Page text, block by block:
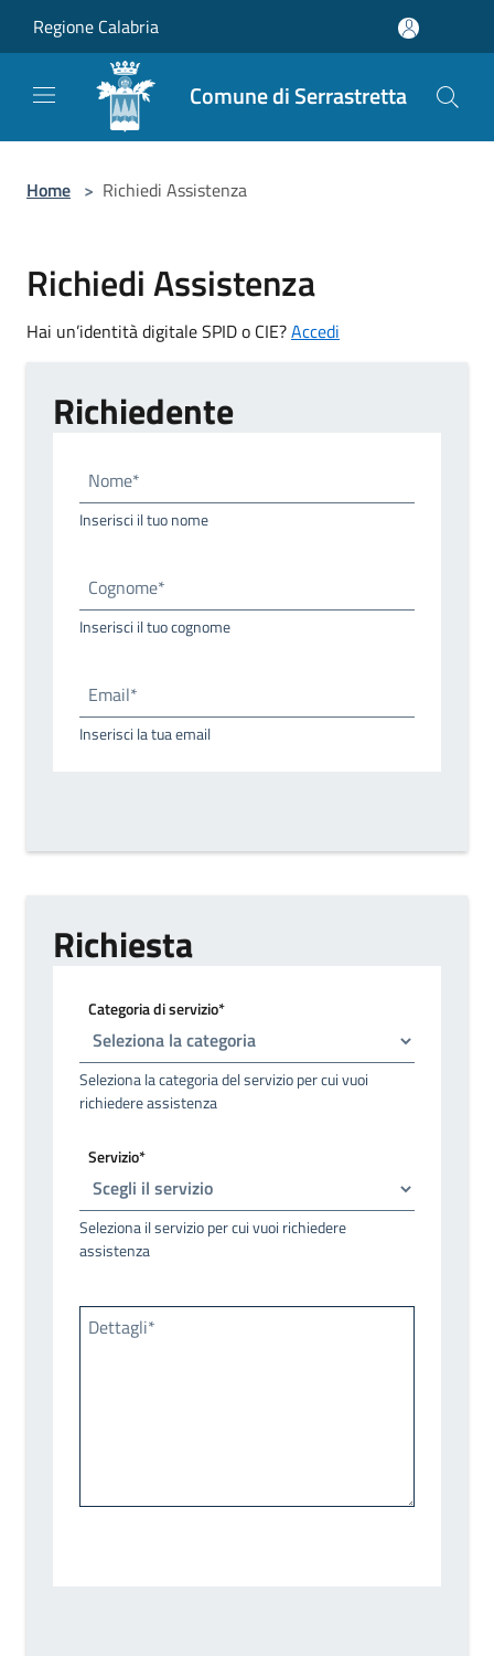
Regione Calabria
Comune di Serrastretta
Home > Richiedi Assistenza
Richiedi Assistenza
Hai un’identità digitale SPID o CIE?Accedi
Richiedente
Nome*
Inserisci il tuo nome
Cognome*
Inserisci il tuo cognome
Email*
Inserisci la tua email
Richiesta
Categoria di servizio*
Seleziona la categoria del servizio per cui vuoi
richiedere assistenza
Servizio*
Seleziona il servizio per cui vuoi richiedere
assistenza
Dettagli*